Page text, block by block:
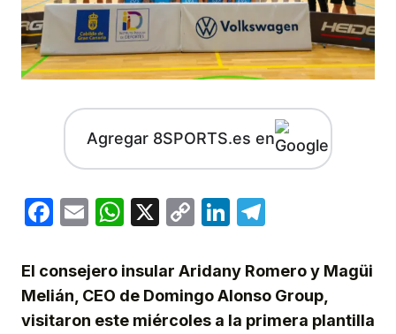
Agregar 8SPORTS.es en
Facebook
EmailWhatsApp
X
CopyLinkedIn
El consejero insular Aridany Romero y Magüi
Melián, CEO de Domingo Alonso Group,
visitaron este miércoles a la primera plantilla